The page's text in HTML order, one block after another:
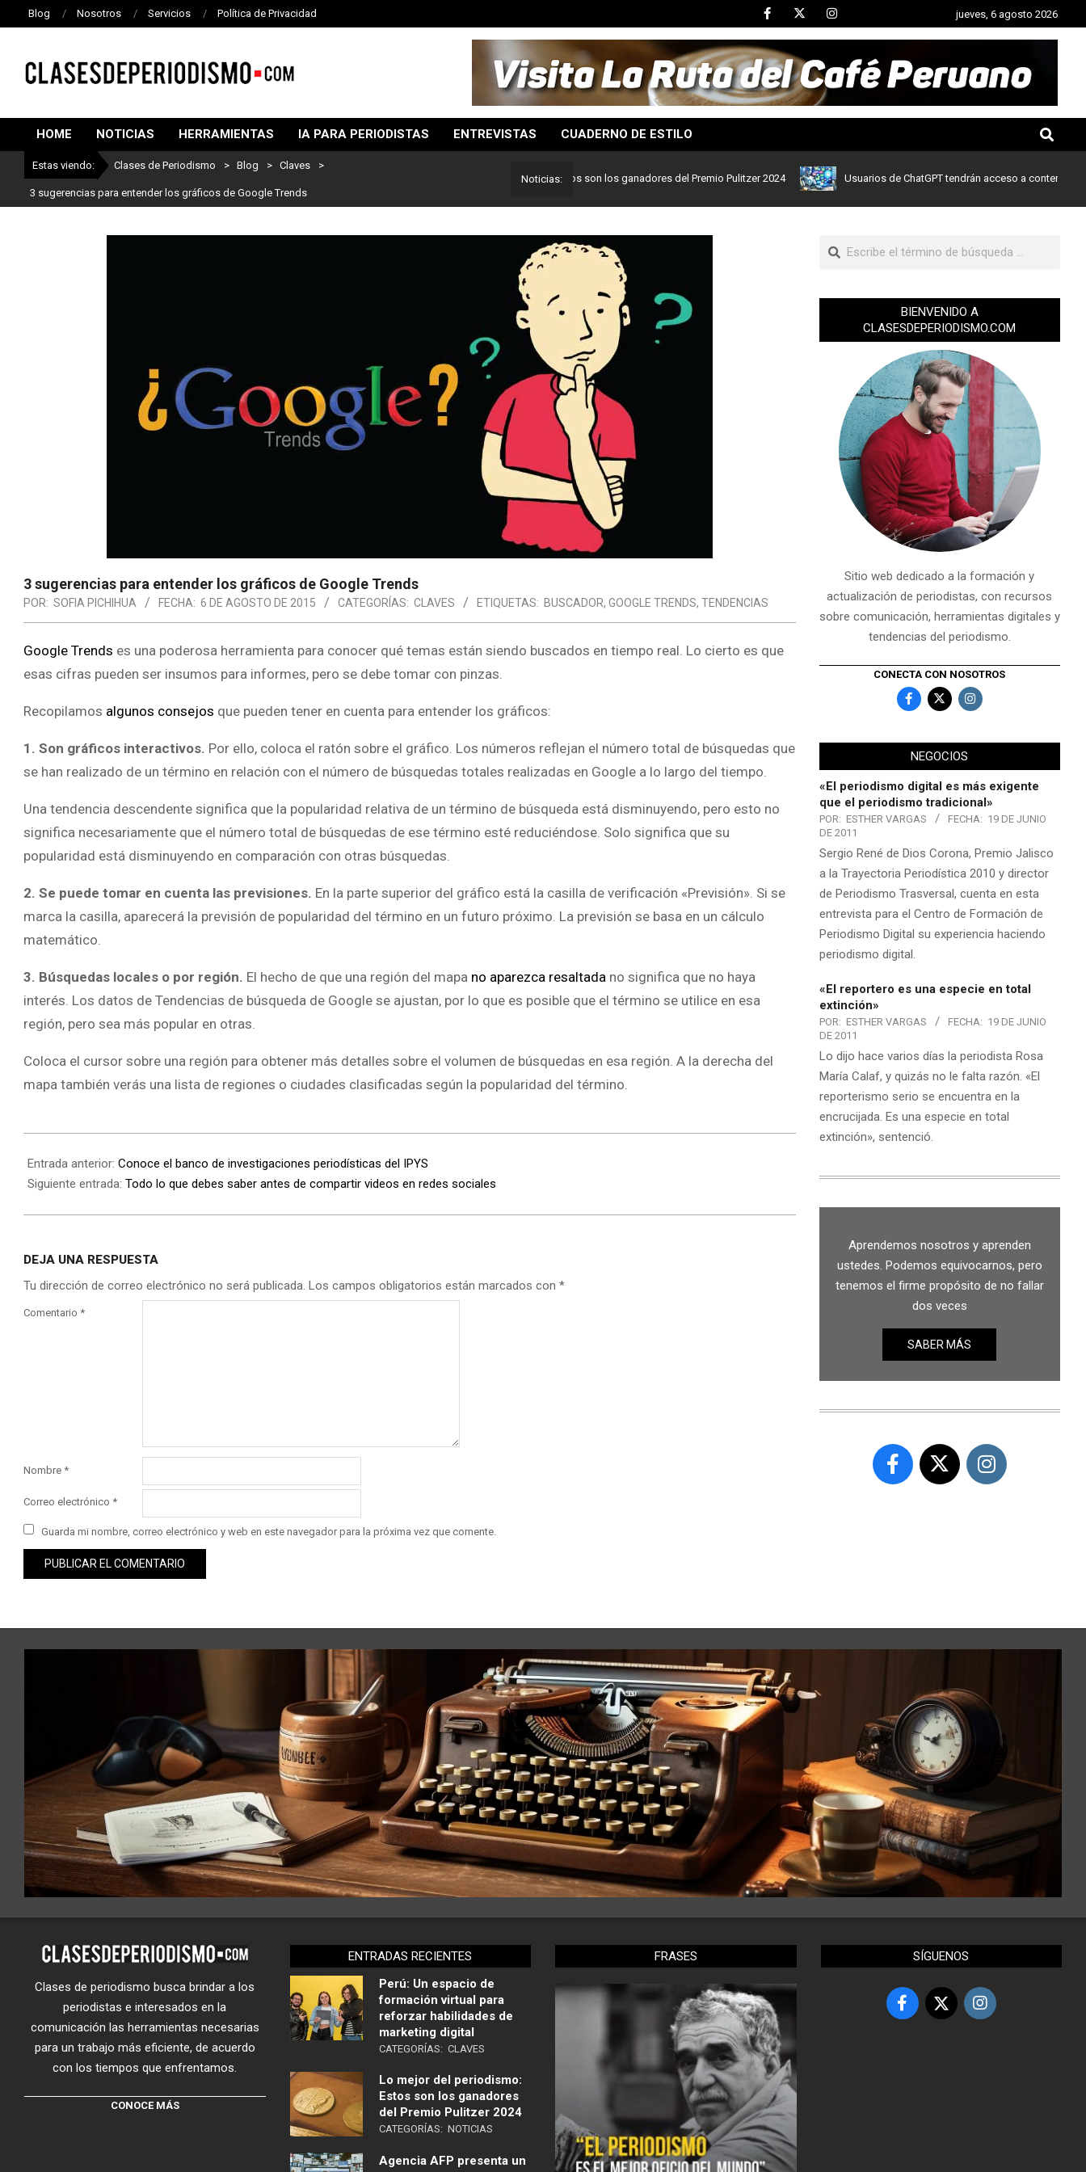
Blog Nosotros Servicios Política de Privacidad jueves, 6 agosto 2026
DE
PERIODISMO
HOME NOTICIAS HERRAMIENTAS IA PARA PERIODISTAS ENTREVISTAS CUADERNO DE ESTILO
Estas viendo: Clases de Periodismo > Blog > Claves >
3 sugerencias para entender los gráficos de Google Trends
Noticias:
Lo mejor del periodismo: Estos son los ganadores del Premio Pulitzer 2024 Usuarios de ChatGPT tendrán acceso a contenidos de
3 sugerencias para entender los gráficos de Google Trends
POR: SOFIA PICHIHUA FECHA: 6 DE AGOSTO DE 2015 CATEGORÍAS: CLAVES ETIQUETAS: BUSCADOR, GOOGLE TRENDS, TENDENCIAS
Google Trends es una poderosa herramienta para conocer qué temas están siendo buscados en tiempo real. Lo cierto es que
esas cifras pueden ser insumos para informes, pero se debe tomar con pinzas.
Recopilamos algunos consejos que pueden tener en cuenta para entender los gráficos:
1. Son gráficos interactivos. Por ello, coloca el ratón sobre el gráfico. Los números reflejan el número total de búsquedas que
se han realizado de un término en relación con el número de búsquedas totales realizadas en Google a lo largo del tiempo.
Una tendencia descendente significa que la popularidad relativa de un término de búsqueda está disminuyendo, pero esto no
significa necesariamente que el número total de búsquedas de ese término esté reduciéndose. Solo significa que su
popularidad está disminuyendo en comparación con otras búsquedas.
2. Se puede tomar en cuenta las previsiones. En la parte superior del gráfico está la casilla de verificación «Previsión». Si se
marca la casilla, aparecerá la previsión de popularidad del término en un futuro próximo. La previsión se basa en un cálculo
matemático.
3. Búsquedas locales o por región. El hecho de que una región del mapa no aparezca resaltada no significa que no haya
interés. Los datos de Tendencias de búsqueda de Google se ajustan, por lo que es posible que el término se utilice en esa
región, pero sea más popular en otras.
Coloca el cursor sobre una región para obtener más detalles sobre el volumen de búsquedas en esa región. A la derecha del
mapa también verás una lista de regiones o ciudades clasificadas según la popularidad del término.
Entrada anterior: Conoce el banco de investigaciones periodísticas del IPYS
Siguiente entrada: Todo lo que debes saber antes de compartir videos en redes sociales
DEJA UNA RESPUESTA
Tu dirección de correo electrónico no será publicada. Los campos obligatorios están marcados con *
Comentario *
Nombre *
Correo electrónico *
Guarda mi nombre, correo electrónico y web en este navegador para la próxima vez que comente.
BIENVENIDO A
CLASESDEPERIODISMO.COM
Sitio web dedicado a la formación y
actualización de periodistas, con recursos
sobre comunicación, herramientas digitales y
tendencias del periodismo.
CONECTA CON NOSOTROS
NEGOCIOS
«El periodismo digital es más exigente
que el periodismo tradicional»
POR: ESTHER VARGAS FECHA: 19 DE JUNIO
DE 2011
Sergio René de Dios Corona, Premio Jalisco
a la Trayectoria Periodística 2010 y director
de Periodismo Trasversal, cuenta en esta
entrevista para el Centro de Formación de
Periodismo Digital su experiencia haciendo
periodismo digital.
«El reportero es una especie en total
extinción»
POR: ESTHER VARGAS FECHA: 19 DE JUNIO
DE 2011
Lo dijo hace varios días la periodista Rosa
María Calaf, y quizás no le falta razón. «El
reporterismo serio se encuentra en la
encrucijada. Es una especie en total
extinción», sentenció.
Aprendemos nosotros y aprenden
ustedes. Podemos equivocarnos, pero
tenemos el firme propósito de no fallar
dos veces
SABER MÁS
Clases de periodismo busca brindar a los
periodistas e interesados en la
comunicación las herramientas necesarias
para un trabajo más eficiente, de acuerdo
con los tiempos que enfrentamos.
CONOCE MÁS
ENTRADAS RECIENTES
Perú: Un espacio de
formación virtual para
reforzar habilidades de
marketing digital
CATEGORÍAS: CLAVES
Lo mejor del periodismo:
Estos son los ganadores
del Premio Pulitzer 2024
CATEGORÍAS: NOTICIAS
Agencia AFP presenta un
FRASES SÍGUENOS